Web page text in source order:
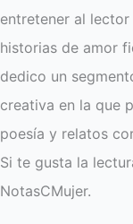
entretener al
historias de amor
dedico un
creativa en la que
poesía y relatos
Si te gusta la
NotasCMujer.